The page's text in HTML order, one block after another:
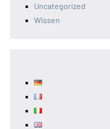
Uncategorized
Wissen